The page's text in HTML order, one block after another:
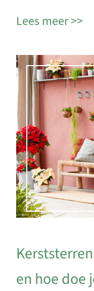
Lees meer
en hoe doe